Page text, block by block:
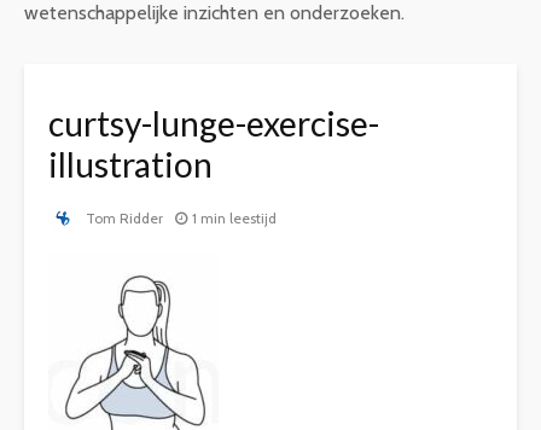
wetenschappelijke inzichten en onderzoeken.
curtsy-lunge-exercise-
illustration
Tom Ridder 1 min leestijd